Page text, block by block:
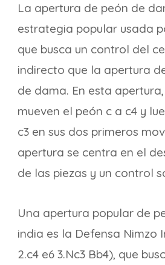
La apertura de peón de
estrategia popular usada
que busca un control del
indirecto que la apertura
de dama. En esta
mueven el peón c a c4 y
c3 en sus dos primeros
apertura se centra en el
de las piezas y un control
Una apertura popular de
india es la Defensa Nimzo
2.c4 e6 3.Nc3 Bb4), que